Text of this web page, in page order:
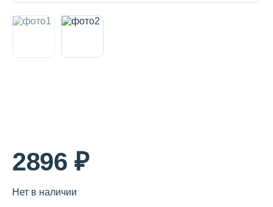
Доставка и оплата
Политика конфиденциальности
2896 ₽
Нет в наличии